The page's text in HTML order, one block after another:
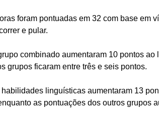
foram pontuadas em 32 com base em
e pular.
combinado aumentaram 10 pontos
grupos ficaram entre três e seis pontos.
linguísticas aumentaram 13
as pontuações dos outros grupos